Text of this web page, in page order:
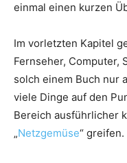
einmal einen kurzen
Im vorletzten Kapitel
Fernseher, Computer,
solch einem Buch nur
viele Dinge auf den
Bereich ausführlicher
„Netzgemüse“ greifen.